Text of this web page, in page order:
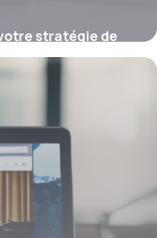
stratégie de
un référencement